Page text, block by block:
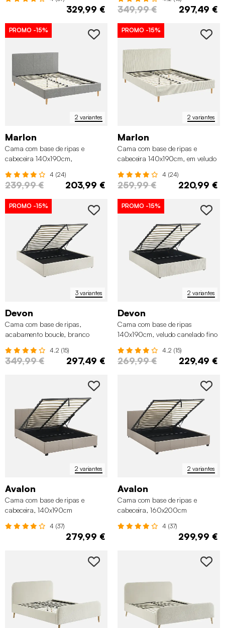
329,99 € 349,99 € 297,49 €
2 variantes
PROMO -15%
Marlon
Cama com base de ripas e
cabeceira 140x190cm,
4 (24)
239,99 € 203,99 €
2 variantes
PROMO -15%
Marlon
Cama com base de ripas e
cabeceira 140x190cm, em veludo
4 (24)
259,99 € 220,99 €
3 variantes
PROMO -15%
Devon
Cama com base de ripas,
acabamento boucle, branco
4.2 (15)
349,99 € 297,49 €
2 variantes
PROMO -15%
Devon
Cama com base de ripas
140x190cm, veludo canelado fino
4.2 (15)
269,99 € 229,49 €
2 variantes
Avalon
Cama com base de ripas e
cabeceira, 140x190cm
4 (37)
279,99 €
2 variantes
Avalon
Cama com base de ripas e
cabeceira, 160x200cm
4 (37)
299,99 €